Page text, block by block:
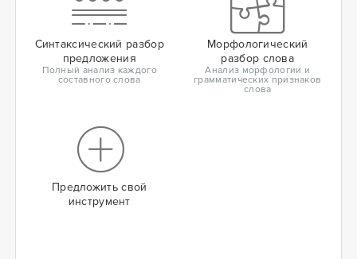
Синтаксический разбор
предложения
Полный анализ каждого
составного слова
Морфологический
разбор слова
Анализ морфологии и
грамматических признаков
слова
Предложить свой
инструмент